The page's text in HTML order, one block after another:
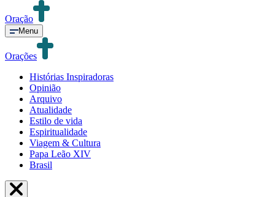
Oração
Menu
Orações
Histórias Inspiradoras
Opinião
Arquivo
Atualidade
Estilo de vida
Espiritualidade
Viagem & Cultura
Papa Leão XIV
Brasil